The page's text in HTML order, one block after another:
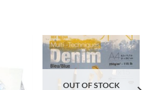
OUT OF STOCK